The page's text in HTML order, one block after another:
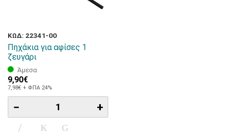
ΚΩΔ: 22341-00
Πηχάκια για αφίσες 1
ζευγάρι
Άμεσα
9,90€
7,98€ + ΦΠΑ 24%
− +